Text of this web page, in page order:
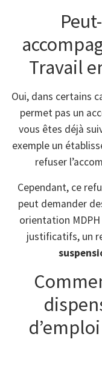
Travail
Oui, dans certains
permet pas un
vous êtes déjà
exemple un
refuser
Cependant, ce
peut demander
orientation
justificatifs, un